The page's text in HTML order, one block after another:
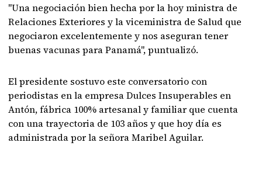
"Una negociación bien hecha por la hoy ministra de
Relaciones Exteriores y la viceministra de Salud que
negociaron excelentemente y nos aseguran tener
buenas vacunas para Panamá", puntualizó.
El presidente sostuvo este conversatorio con
periodistas en la empresa Dulces Insuperables en
Antón, fábrica 100% artesanal y familiar que cuenta
con una trayectoria de 103 años y que hoy día es
administrada por la señora Maribel Aguilar.